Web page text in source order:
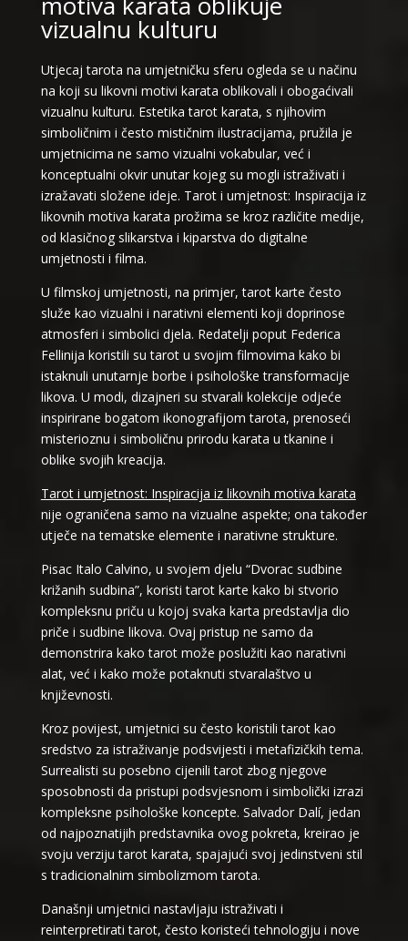
vizualnu kulturu
Utjecaj tarota na umjetničku sferu ogleda se u načinu
na koji su likovni motivi karata oblikovali i obogaćivali
vizualnu kulturu. Estetika tarot karata, s njihovim
simboličnim i često mističnim ilustracijama, pružila je
umjetnicima ne samo vizualni vokabular, već i
konceptualni okvir unutar kojeg su mogli istraživati i
izražavati složene ideje. Tarot i umjetnost: Inspiracija iz
likovnih motiva karata prožima se kroz različite medije,
od klasičnog slikarstva i kiparstva do digitalne
umjetnosti i filma.
U filmskoj umjetnosti, na primjer, tarot karte često
služe kao vizualni i narativni elementi koji doprinose
atmosferi i simbolici djela. Redatelji poput Federica
Fellinija koristili su tarot u svojim filmovima kako bi
istaknuli unutarnje borbe i psihološke transformacije
likova. U modi, dizajneri su stvarali kolekcije odjeće
inspirirane bogatom ikonografijom tarota, prenoseći
misterioznu i simboličnu prirodu karata u tkanine i
oblike svojih kreacija.
Tarot i umjetnost: Inspiracija iz likovnih motiva karata
nije ograničena samo na vizualne aspekte; ona također
utječe na tematske elemente i narativne strukture.
Pisac Italo Calvino, u svojem djelu “Dvorac sudbine
križanih sudbina”, koristi tarot karte kako bi stvorio
kompleksnu priču u kojoj svaka karta predstavlja dio
priče i sudbine likova. Ovaj pristup ne samo da
demonstrira kako tarot može poslužiti kao narativni
alat, već i kako može potaknuti stvaralaštvo u
književnosti.
Kroz povijest, umjetnici su često koristili tarot kao
sredstvo za istraživanje podsvijesti i metafizičkih tema.
Surrealisti su posebno cijenili tarot zbog njegove
sposobnosti da pristupi podsvjesnom i simbolički izrazi
kompleksne psihološke koncepte. Salvador Dalí, jedan
od najpoznatijih predstavnika ovog pokreta, kreirao je
svoju verziju tarot karata, spajajući svoj jedinstveni stil
s tradicionalnim simbolizmom tarota.
Današnji umjetnici nastavljaju istraživati i
reinterpretirati tarot, često koristeći tehnologiju i nove